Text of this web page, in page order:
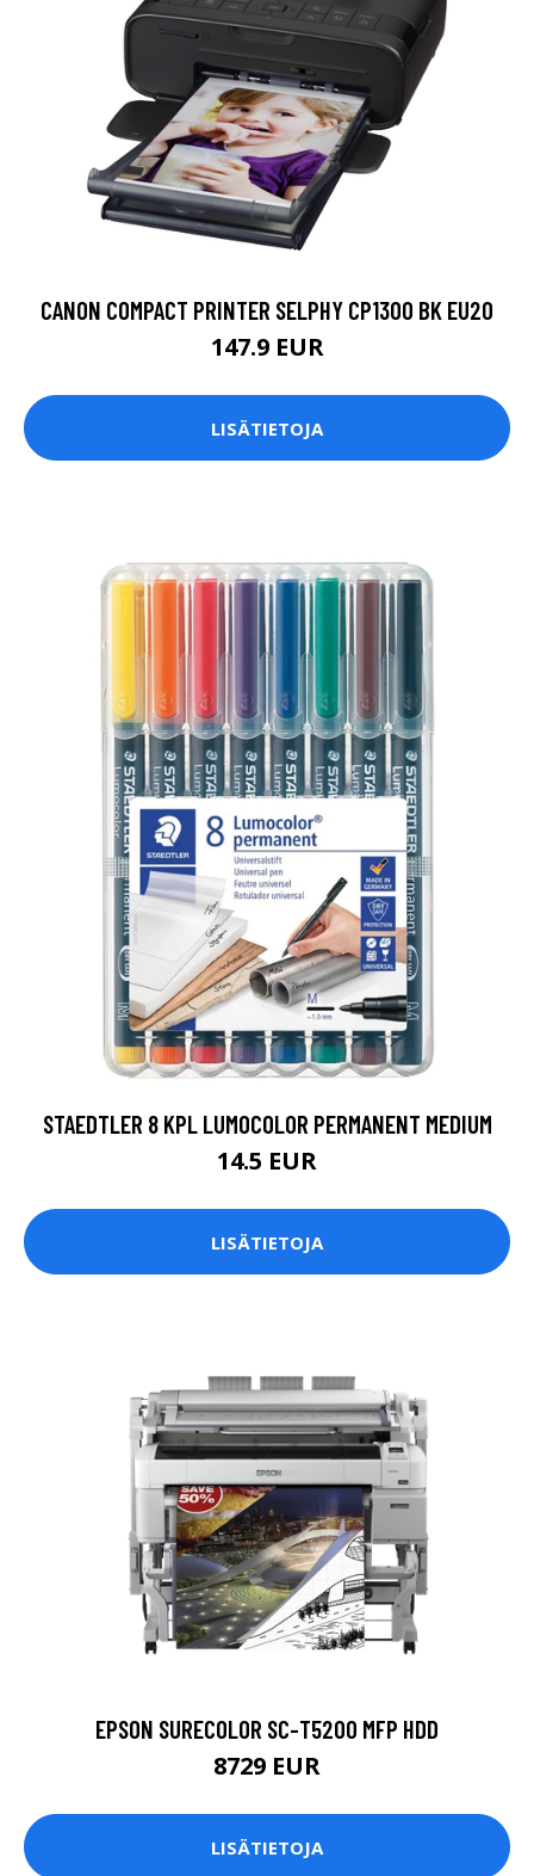
CANON COMPACT PRINTER SELPHY CP1300 BK EU20
147.9 EUR
LISÄTIETOJA
STAEDTLER 8 KPL LUMOCOLOR PERMANENT MEDIUM
14.5 EUR
LISÄTIETOJA
EPSON SURECOLOR SC-T5200 MFP HDD
8729 EUR
LISÄTIETOJA